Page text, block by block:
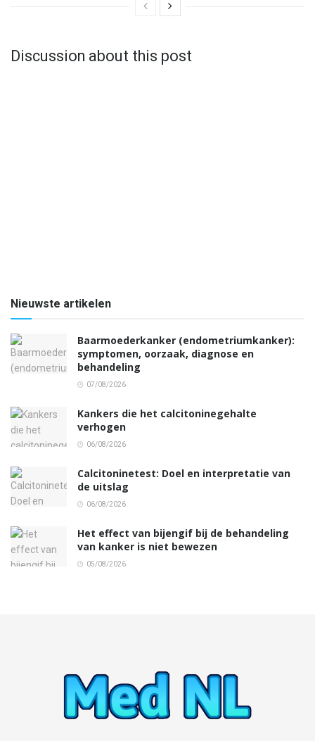
Discussion about this post
Nieuwste artikelen
Baarmoederkanker (endometriumkanker):
symptomen, oorzaak, diagnose en
behandeling
07/08/2026
Kankers die het calcitoninegehalte
verhogen
06/08/2026
Calcitoninetest: Doel en interpretatie van
de uitslag
06/08/2026
Het effect van bijengif bij de behandeling
van kanker is niet bewezen
05/08/2026